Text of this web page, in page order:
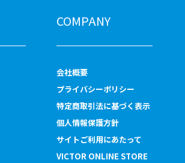
COMPANY
会社概要
プライバシーポリシー
特定商取引法に基づく表示
個人情報保護方針
サイトご利用にあたって
VICTOR ONLINE STORE